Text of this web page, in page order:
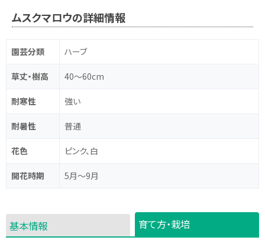
ムスクマロウの詳細情報
園芸分類 ハーブ
草丈・樹高 40～60cm
耐寒性 強い
耐暑性 普通
花色 ピンク、白
開花時期 5月～9月
基本情報 育て方・栽培